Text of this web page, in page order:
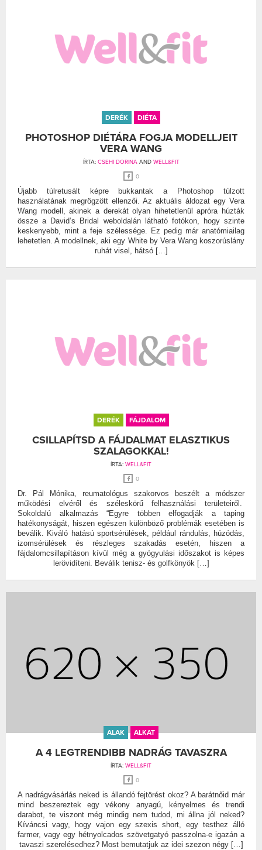
DERÉK DIÉTA
PHOTOSHOP DIÉTÁRA FOGJA MODELLJEIT
VERA WANG
ÍRTA: CSEHI DORINAAND WELL&FIT
0
Újabb túlretusált képre bukkantak a Photoshop túlzott
használatának megrögzött ellenzői. Az aktuális áldozat egy Vera
Wang modell, akinek a derekát olyan hihetetlenül apróra húzták
össze a David’s Bridal weboldalán látható fotókon, hogy szinte
keskenyebb, mint a feje szélessége. Ez pedig már anatómiailag
lehetetlen. A modellnek, aki egy White by Vera Wang koszorúslány
ruhát visel, hátsó […]
DERÉK FÁJDALOM
CSILLAPÍTSD A FÁJDALMAT ELASZTIKUS
SZALAGOKKAL!
ÍRTA: WELL&FIT
0
Dr. Pál Mónika, reumatológus szakorvos beszélt a módszer
működési elvéről és széleskörű felhasználási területeiről.
Sokoldalú alkalmazás “Egyre többen elfogadják a taping
hatékonyságát, hiszen egészen különböző problémák esetében is
beválik. Kiváló hatású sportsérülések, például rándulás, húzódás,
izomsérülések és részleges szakadás esetén, hiszen a
fájdalomcsillapításon kívül még a gyógyulási időszakot is képes
lerövidíteni. Beválik tenisz- és golfkönyök […]
ALAK ALKAT
A 4 LEGTRENDIBB NADRÁG TAVASZRA
ÍRTA: WELL&FIT
0
A nadrágvásárlás neked is állandó fejtörést okoz? A barátnőid már
mind beszereztek egy vékony anyagú, kényelmes és trendi
darabot, te viszont még mindig nem tudod, mi állna jól neked?
Kíváncsi vagy, hogy vajon egy szexis short, egy testhez álló
farmer, vagy egy hétnyolcados szövetgatyó passzolna-e igazán a
tavaszi szerelésedhez? Most bemutatjuk az idei szezon négy […]